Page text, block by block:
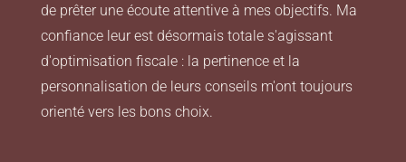
de prêter une écoute attentive à mes objectifs. Ma
confiance leur est désormais totale s'agissant
d'optimisation fiscale : la pertinence et la
personnalisation de leurs conseils m'ont toujours
orienté vers les bons choix.